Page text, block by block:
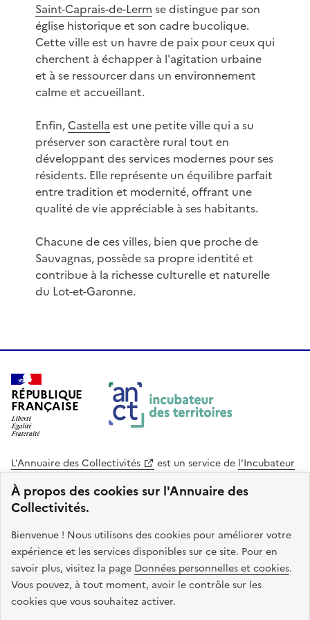
À propos des cookies sur l'Annuaire des
Collectivités.
Bienvenue ! Nous utilisons des cookies pour améliorer votre
expérience et les services disponibles sur ce site. Pour en
savoir plus, visitez la page Données personnelles et cookies.
Vous pouvez, à tout moment, avoir le contrôle sur les
cookies que vous souhaitez activer.
Saint-Caprais-de-Lerm se distingue par son
église historique et son cadre bucolique.
Cette ville est un havre de paix pour ceux qui
cherchent à échapper à l'agitation urbaine
et à se ressourcer dans un environnement
calme et accueillant.
Enfin, Castella est une petite ville qui a su
préserver son caractère rural tout en
développant des services modernes pour ses
résidents. Elle représente un équilibre parfait
entre tradition et modernité, offrant une
qualité de vie appréciable à ses habitants.
Chacune de ces villes, bien que proche de
Sauvagnas, possède sa propre identité et
contribue à la richesse culturelle et naturelle
du Lot-et-Garonne.
RÉPUBLIQUE
FRANÇAISE
L'Annuaire des Collectivités est un service de l'Incubateur
des Territoires
Cohésion des Territoires
. Le code source de ce site web
est disponible en licence libre. Le design de ce site est conçu
avec le système de design de l’État.
legifrance.gouv.fr
info.gouv.fr
service-public.gouv.fr
data.gouv.fr